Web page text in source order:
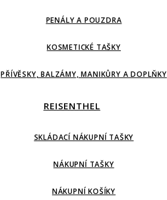
PENÁLY A POUZDRA
KOSMETICKÉ TAŠKY
PŘÍVĚSKY, BALZÁMY, MANIKŮRY A DOPLŇKY
REISENTHEL
SKLÁDACÍ NÁKUPNÍ TAŠKY
NÁKUPNÍ TAŠKY
NÁKUPNÍ KOŠÍKY